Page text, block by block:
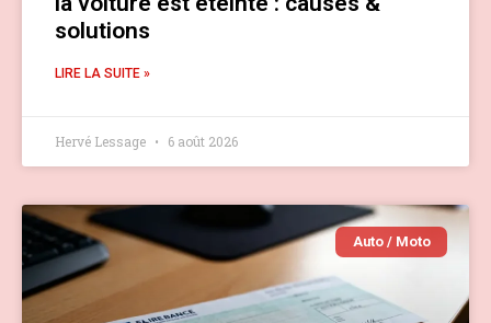
solutions
LIRE LA SUITE »
Hervé Lessage 6 août 2026
Auto / Moto